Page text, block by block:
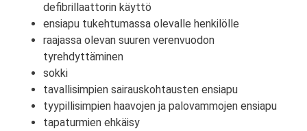
defibrillaattorin käyttö
ensiapu tukehtumassa olevalle henkilölle
raajassa olevan suuren verenvuodon
tyrehdyttäminen
sokki
tavallisimpien sairauskohtausten ensiapu
tyypillisimpien haavojen ja palovammojen ensiapu
tapaturmien ehkäisy